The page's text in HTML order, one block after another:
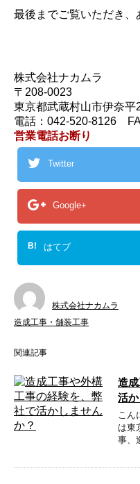
最後までご覧いただき、
株式会社ナカムラ
〒208-0023
東京都武蔵村山市伊奈平
電話：042-520-8126
営業電話お断り
Twitter
Google+
B! はてブ
株式会社ナカムラ
造成工事・舗装工事
関連記事
造
活
こん
は東
事、